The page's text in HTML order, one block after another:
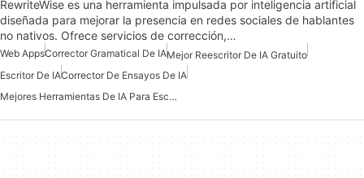
RewriteWise es una herramienta impulsada por inteligencia artificial
diseñada para mejorar la presencia en redes sociales de hablantes
no nativos. Ofrece servicios de corrección,…
Web AppsCorrector Gramatical De IAMejor Reescritor De IA Gratuito
Escritor De IACorrector De Ensayos De IA
Mejores Herramientas De IA Para Escritores